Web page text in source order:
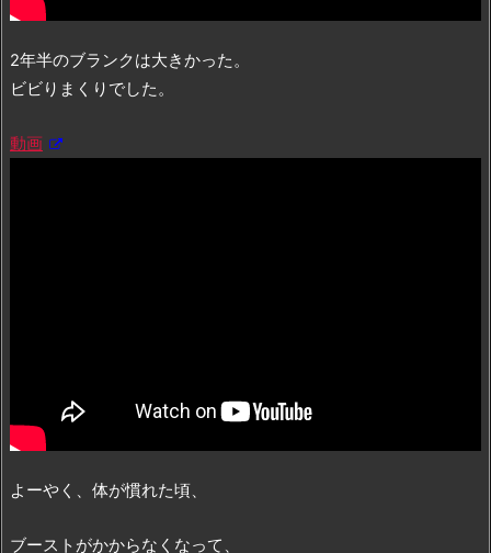
2年半のブランクは大きかった。
ビビりまくりでした。
動画
よーやく、体が慣れた頃、
ブーストがかからなくなって、